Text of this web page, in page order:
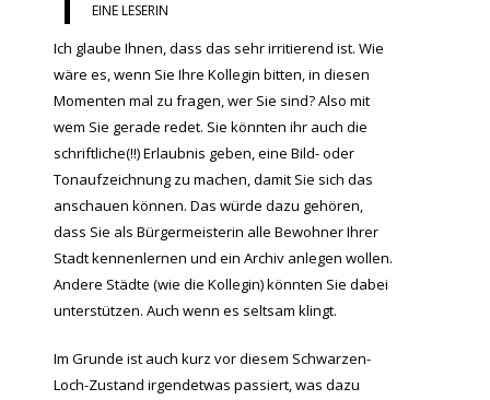
EINE LESERIN
Ich glaube Ihnen, dass das sehr irritierend ist. Wie
wäre es, wenn Sie Ihre Kollegin bitten, in diesen
Momenten mal zu fragen, wer Sie sind? Also mit
wem Sie gerade redet. Sie könnten ihr auch die
schriftliche(!!) Erlaubnis geben, eine Bild- oder
Tonaufzeichnung zu machen, damit Sie sich das
anschauen können. Das würde dazu gehören,
dass Sie als Bürgermeisterin alle Bewohner Ihrer
Stadt kennenlernen und ein Archiv anlegen wollen.
Andere Städte (wie die Kollegin) könnten Sie dabei
unterstützen. Auch wenn es seltsam klingt.
Im Grunde ist auch kurz vor diesem Schwarzen-
Loch-Zustand irgendetwas passiert, was dazu